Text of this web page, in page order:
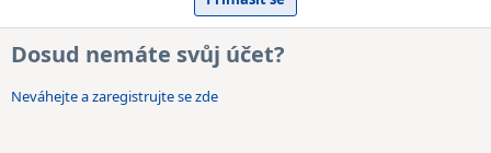
Dosud nemáte svůj účet?
Neváhejte a zaregistrujte se zde